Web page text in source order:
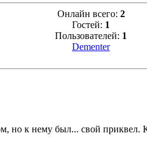
Онлайн всего: 2
Гостей: 1
Пользователей: 1
Dementer
к нему был... свой приквел.